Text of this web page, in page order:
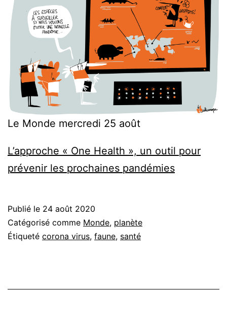
Le Monde mercredi 25 août
L’approche « One Health », un outil pour
prévenir les prochaines pandémies
Publié le 24 août 2020
Catégorisé comme Monde, planète
Étiqueté corona virus, faune, santé